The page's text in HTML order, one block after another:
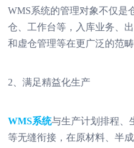
WMS系统的管理对象不仅是
仓、工作台等，入库业务、
和虚仓管理等在更广泛的范
2、满足精益化生产
WMS系统与生产计划排程、
等无缝衔接，在原材料、半